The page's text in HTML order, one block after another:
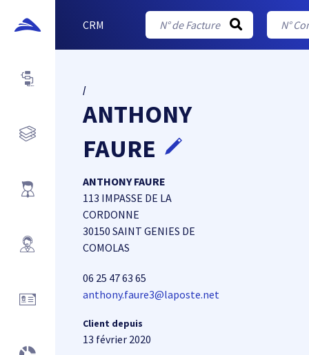
CRM
/
ANTHONY
FAURE
ANTHONY FAURE
113 IMPASSE DE LA
CORDONNE
30150 SAINT GENIES DE
COMOLAS
06 25 47 63 65
anthony.faure3@laposte.net
Client depuis
13 février 2020